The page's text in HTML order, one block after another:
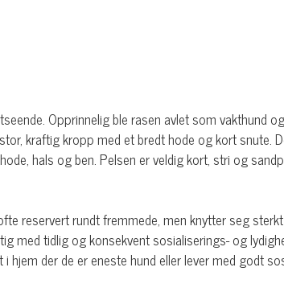
Opprinnelig ble rasen avlet som vakthund
kraftig kropp med et bredt hode og kort snute.
hals og ben. Pelsen er veldig kort, stri og
reservert rundt fremmede, men knytter seg
med tidlig og konsekvent sosialiserings- og
der de er eneste hund eller lever med godt